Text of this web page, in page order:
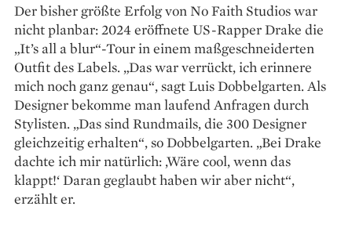
Der bisher größte Erfolg von No Faith Studios war
nicht planbar: 2024 eröffnete US-Rapper Drake die
„It’s all a blur“-Tour in einem maßgeschneiderten
Outfit des Labels. „Das war verrückt, ich erinnere
mich noch ganz genau“, sagt Luis Dobbelgarten. Als
Designer bekomme man laufend Anfragen durch
Stylisten. „Das sind Rundmails, die 300 Designer
gleichzeitig erhalten“, so Dobbelgarten. „Bei Drake
dachte ich mir natürlich: ‚Wäre cool, wenn das
klappt!‘ Daran geglaubt haben wir aber nicht“,
erzählt er.